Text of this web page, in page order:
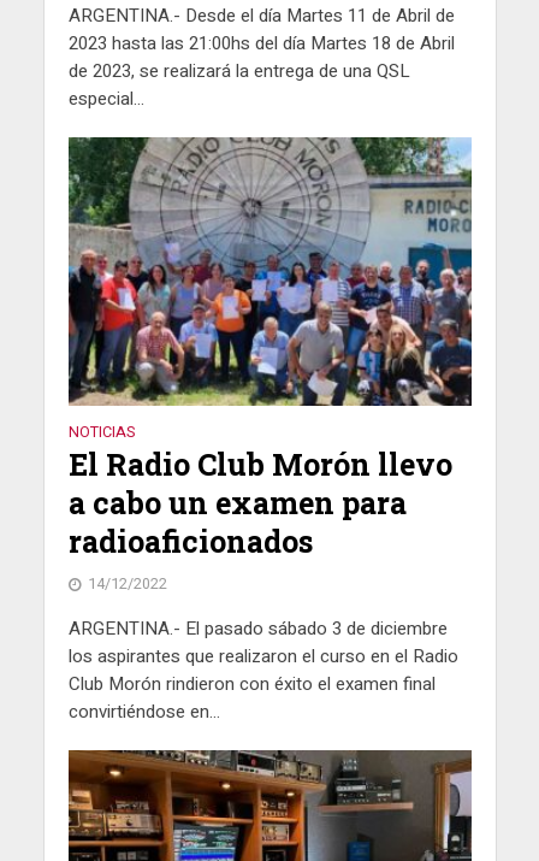
ARGENTINA.- Desde el día Martes 11 de Abril de
2023 hasta las 21:00hs del día Martes 18 de Abril
de 2023, se realizará la entrega de una QSL
especial...
NOTICIAS
El Radio Club Morón llevo
a cabo un examen para
radioaficionados
14/12/2022
ARGENTINA.- El pasado sábado 3 de diciembre
los aspirantes que realizaron el curso en el Radio
Club Morón rindieron con éxito el examen final
convirtiéndose en...